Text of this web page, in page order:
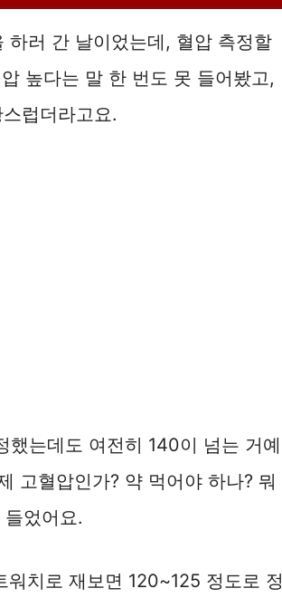
하러 간 날이었는데, 혈압 측정할
높다는 말 한 번도 못 들어봤고,
럽더라고요.
했는데도 여전히 140이 넘는 거예
고혈압인가? 약 먹어야 하나? 뭐
었어요.
치로 재보면 120~125 정도로 정